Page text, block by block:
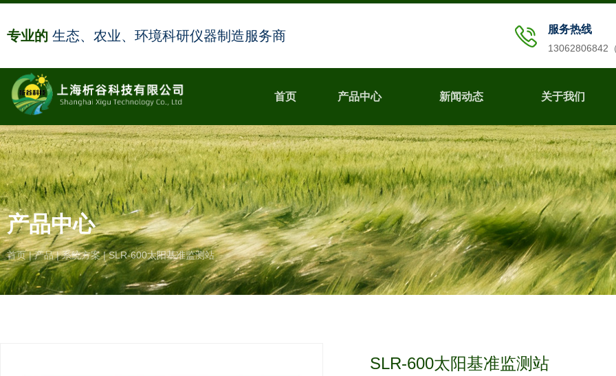
专业的 生态、农业、环境科研仪器制造服务商 服务热线
13062806842
首页 产品中心 新闻动态 关于我们
产品中心
首页|产品 |系统方案 |SLR-600太阳基准监测站
SLR-600太阳基准监测站